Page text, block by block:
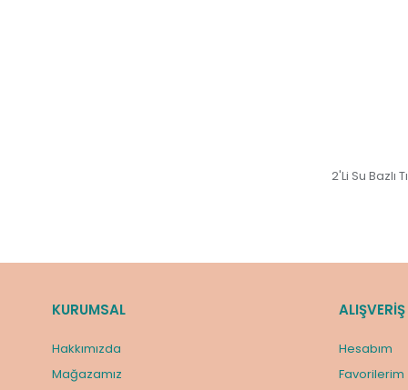
2'Li Su Bazlı
KURUMSAL
Hakkımızda
Mağazamız
ALIŞVERİŞ
Hesabım
Favorilerim